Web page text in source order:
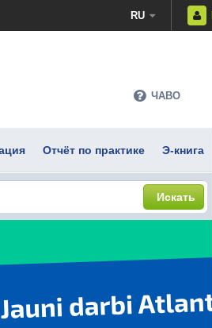
RU
ЧАВО
Отчёт по практике Э-книга
Искать